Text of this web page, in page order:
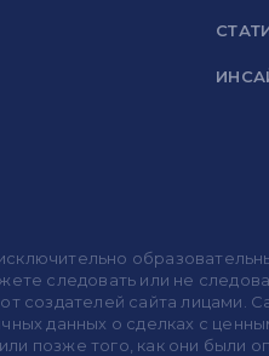
следовать или не
создателей сайта
данных о сделках с
позже того, как они были